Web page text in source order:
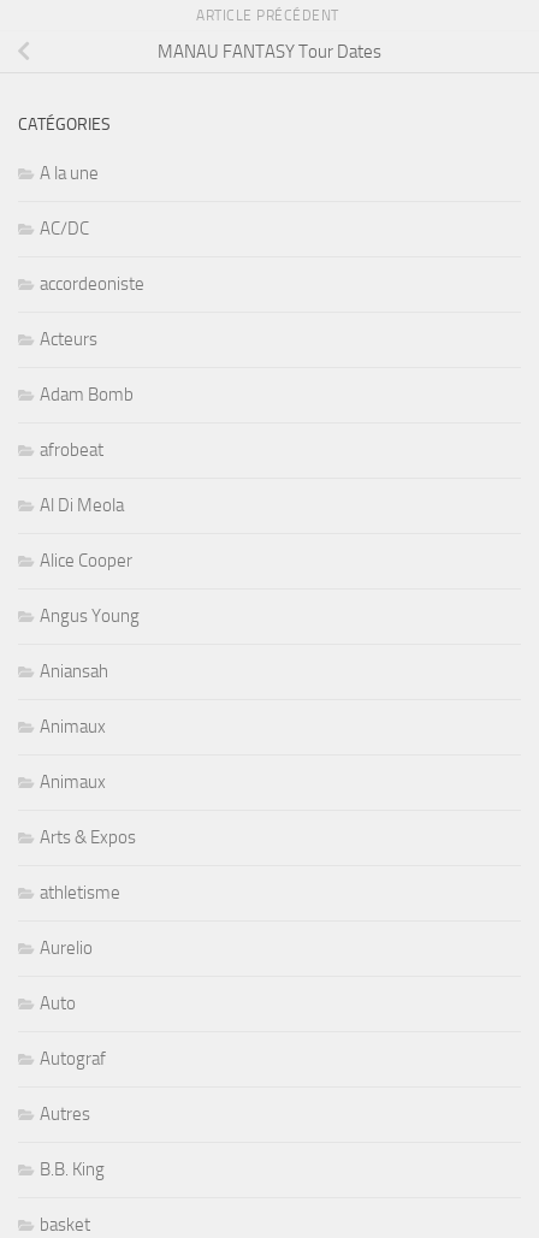
ARTICLE PRÉCÉDENT
MANAU FANTASY Tour Dates
CATÉGORIES
A la une
AC/DC
accordeoniste
Acteurs
Adam Bomb
afrobeat
Al Di Meola
Alice Cooper
Angus Young
Aniansah
Animaux
Animaux
Arts & Expos
athletisme
Aurelio
Auto
Autograf
Autres
B.B. King
basket